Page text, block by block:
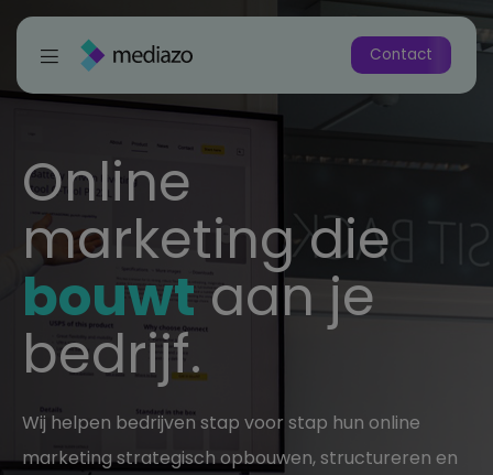
Contact
Online
marketing die
bouwt aan je
bedrijf.
Wij helpen bedrijven stap voor stap hun online
marketing strategisch opbouwen, structureren en